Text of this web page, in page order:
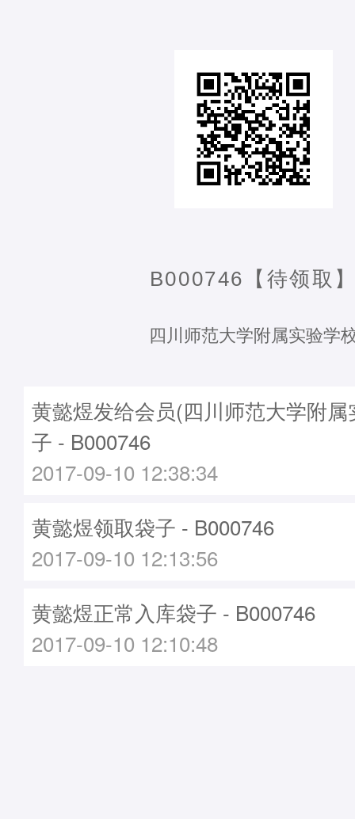
B000746【待领取
四川师范大学附属实验学
黄懿煜发给会员(四川师范大学附
子 - B000746
2017-09-10 12:38:34
黄懿煜领取袋子 - B000746
2017-09-10 12:13:56
黄懿煜正常入库袋子 - B000746
2017-09-10 12:10:48